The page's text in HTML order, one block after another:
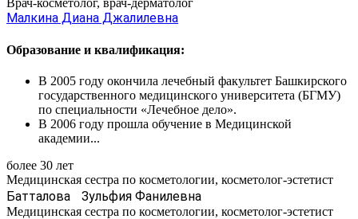
Врач-косметолог, врач-дерматолог
Малкина Диана Джалилевна
Образование и квалификация:
В 2005 году окончила лечебный факультет Башкирского
государственного медицинского университета (БГМУ)
по специальности «Лечебное дело».
В 2006 году прошла обучение в Медицинской
академии...
более 30 лет
Медицинская сестра по косметологии, косметолог-эстетист
Батталова Зульфия Фанилевна
Медицинская сестра по косметологии, косметолог-эстетист